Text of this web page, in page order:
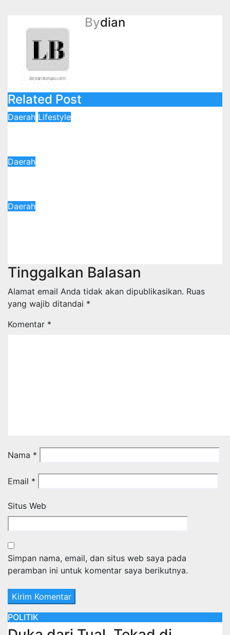
Bydian
Related Post
Daerah Lifestyle
Daerah
Daerah
Tinggalkan Balasan
Alamat email Anda tidak akan dipublikasikan. Ruas
yang wajib ditandai *
Komentar *
Nama *
Email *
Situs Web
Simpan nama, email, dan situs web saya pada
peramban ini untuk komentar saya berikutnya.
POLITIK